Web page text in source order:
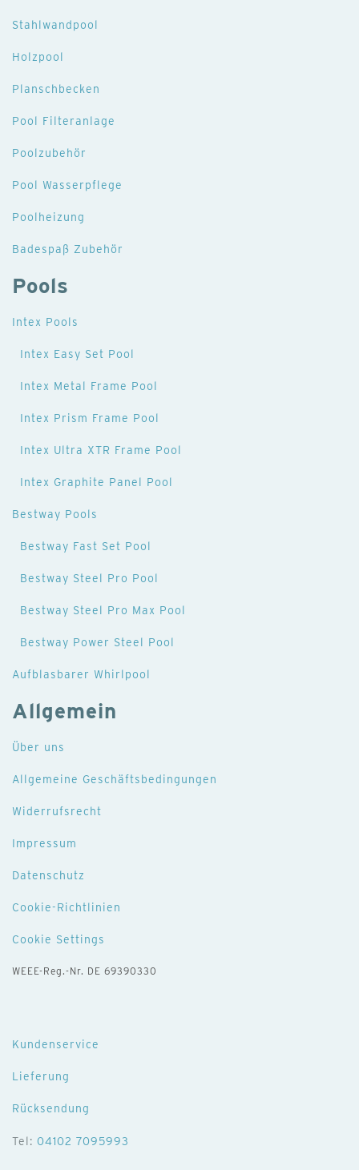
Stahlwandpool
Holzpool
Planschbecken
Pool Filteranlage
Poolzubehör
Pool Wasserpflege
Poolheizung
Badespaß Zubehör
Pools
Intex Pools
Intex Easy Set Pool
Intex Metal Frame Pool
Intex Prism Frame Pool
Intex Ultra XTR Frame Pool
Intex Graphite Panel Pool
Bestway Pools
Bestway Fast Set Pool
Bestway Steel Pro Pool
Bestway Steel Pro Max Pool
Bestway Power Steel Pool
Aufblasbarer Whirlpool
Allgemein
Über uns
Allgemeine Geschäftsbedingungen
Widerrufsrecht
Impressum
Datenschutz
Cookie-Richtlinien
Cookie Settings
WEEE-Reg.-Nr. DE 69390330
Kundenservice
Lieferung
Rücksendung
Tel: 04102 7095993